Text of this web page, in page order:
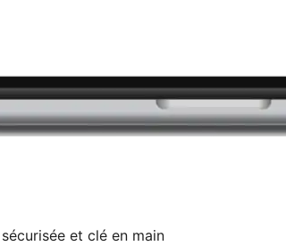
et clé en main